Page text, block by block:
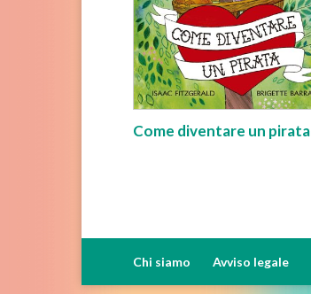
Come diventare un pirata
Chi siamo Avviso legale